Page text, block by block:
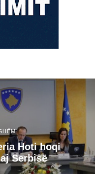
Hoti hoqi
Serbisë